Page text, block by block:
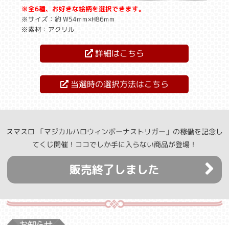
※全6種、お好きな絵柄を選択できます。
※サイズ：約 W54mm×H86mm
※素材：アクリル
詳細はこちら
当選時の選択方法はこちら
スマスロ 「マジカルハロウィンボーナストリガー」の稼働を記念し
てくじ開催！ココでしか手に入らない商品が登場！
販売終了しました